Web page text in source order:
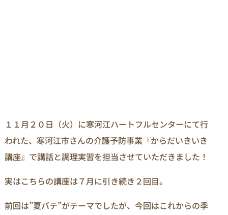
１１月２０日（火）に寒河江ハートフルセンターにて行
われた、寒河江市さんの介護予防事業『からだいきいき
講座』で講話と調理実習を担当させていただきました！
実はこちらの講座は７月に引き続き２回目。
前回は”夏バテ”がテーマでしたが、今回はこれからの季